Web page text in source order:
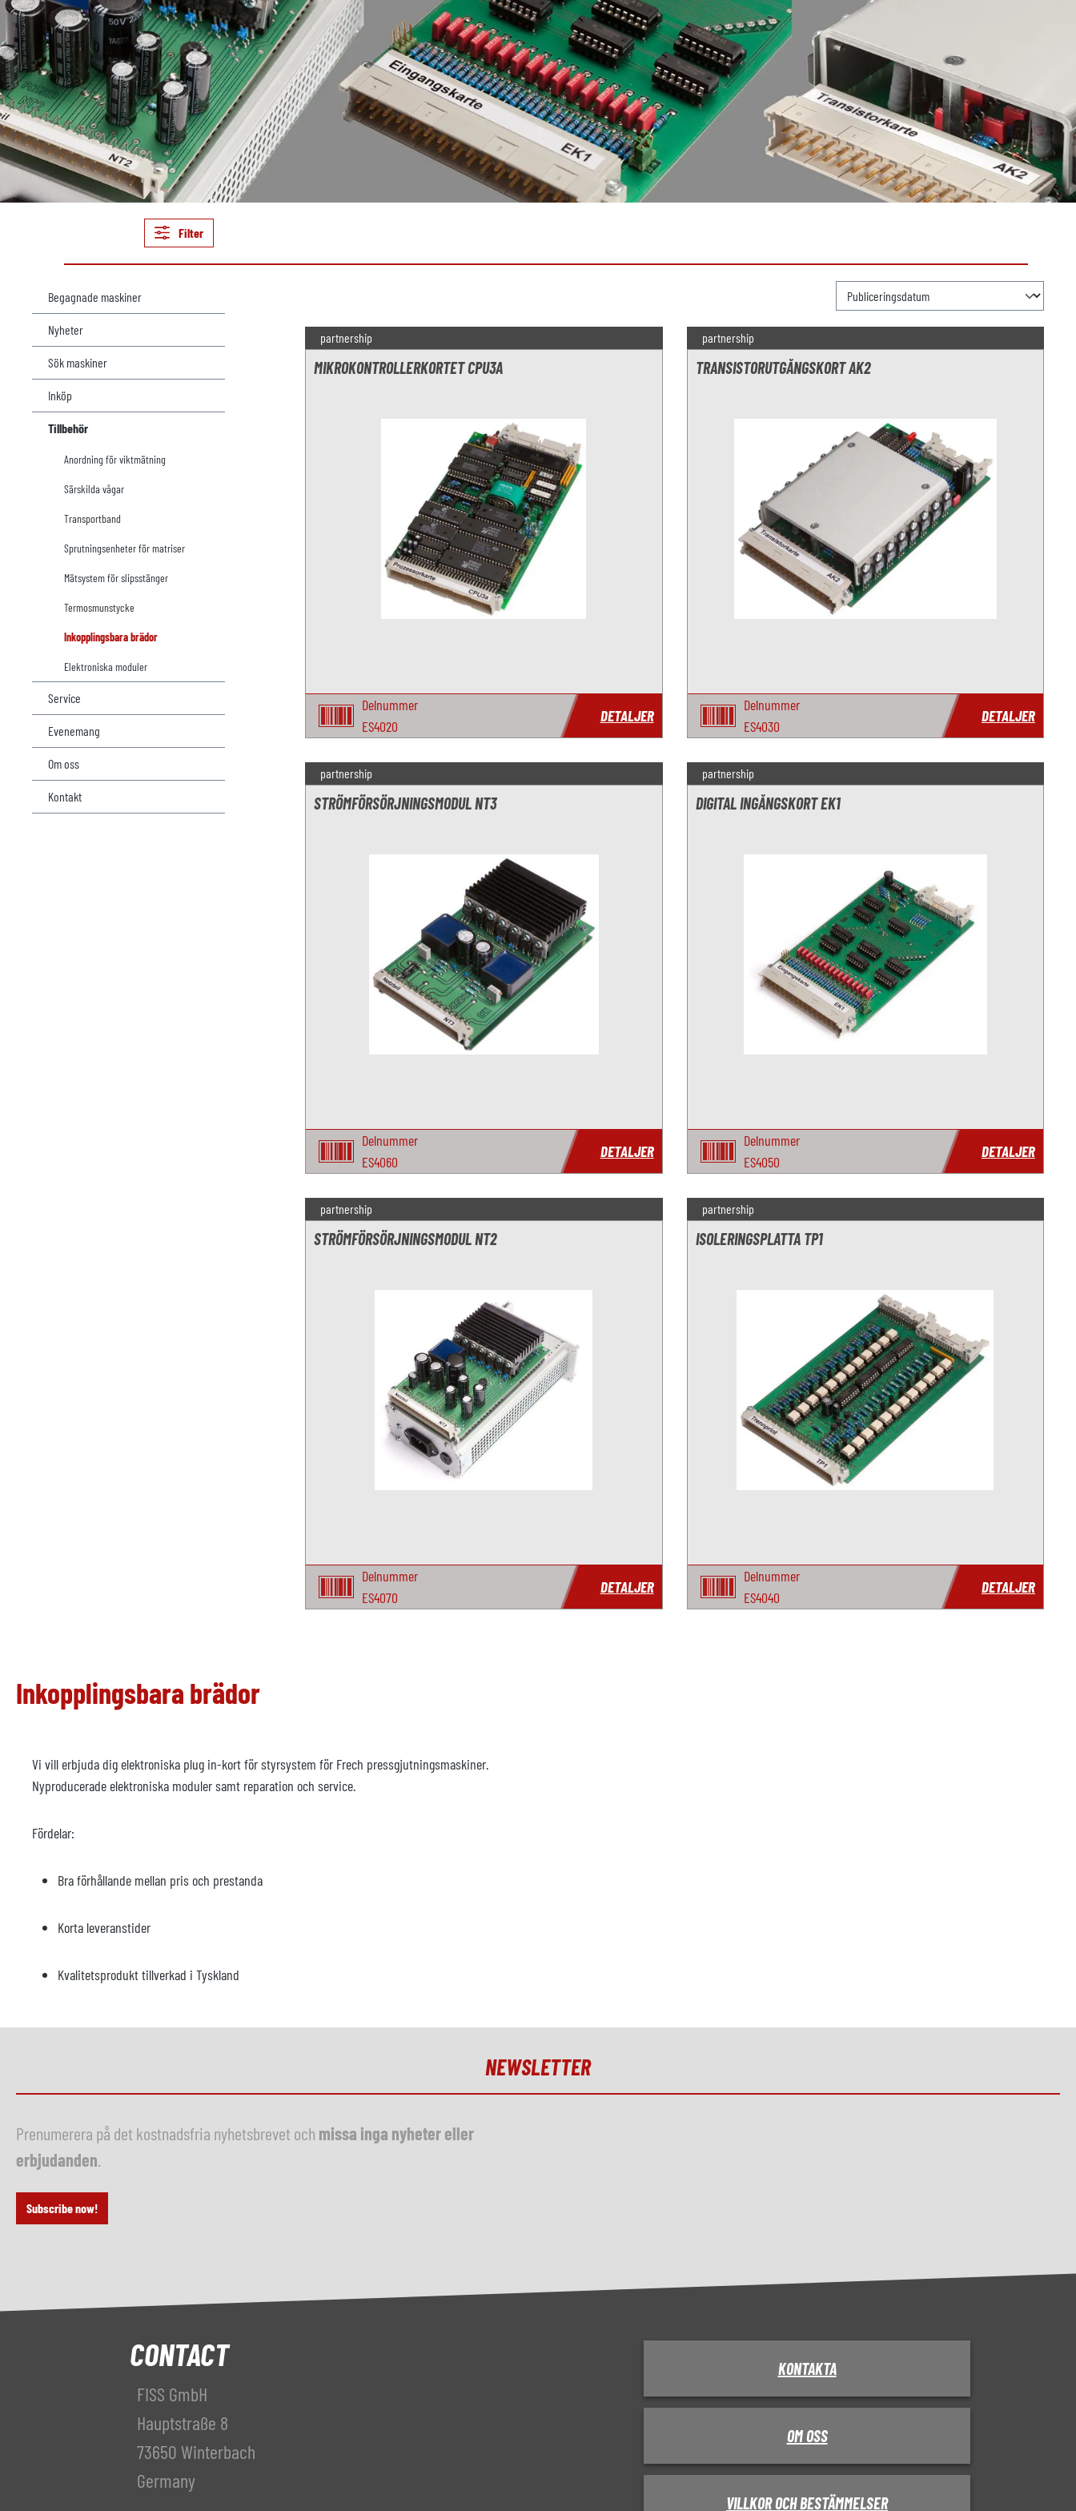
Filter
Begagnade maskiner
Nyheter
Sök maskiner
Inköp
Tillbehör
Anordning för viktmätning
Särskilda vågar
Transportband
Sprutningsenheter för matriser
Mätsystem för slipsstänger
Termosmunstycke
Inkopplingsbara brädor
Elektroniska moduler
Service
Evenemang
Om oss
Kontakt
partnership
MIKROKONTROLLERKORTET CPU3A
Delnummer
ES4020
DETALJER
partnership
TRANSISTORUTGÅNGSKORT AK2
Delnummer
ES4030
DETALJER
partnership
STRÖMFÖRSÖRJNINGSMODUL NT3
Delnummer
ES4060
DETALJER
partnership
DIGITAL INGÅNGSKORT EK1
Delnummer
ES4050
DETALJER
partnership
STRÖMFÖRSÖRJNINGSMODUL NT2
Delnummer
ES4070
DETALJER
partnership
ISOLERINGSPLATTA TP1
Delnummer
ES4040
DETALJER
Inkopplingsbara brädor
Vi vill erbjuda dig elektroniska plug in-kort för styrsystem för Frech pressgjutningsmaskiner.
Nyproducerade elektroniska moduler samt reparation och service.
Fördelar:
Bra förhållande mellan pris och prestanda
Korta leveranstider
Kvalitetsprodukt tillverkad i Tyskland
NEWSLETTER
Prenumerera på det kostnadsfria nyhetsbrevet och missa inga nyheter eller
erbjudanden
Subscribe now!
CONTACT
FISS GmbH
Hauptstraße 8
73650 Winterbach
Germany
KONTAKTA
OM OSS
VILLKOR OCH BESTÄMMELSER